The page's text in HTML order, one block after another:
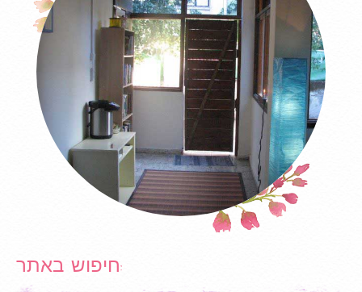
חיפוש באתר: